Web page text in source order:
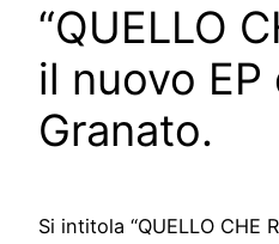
“QUELLO
il nuovo
Granato.
Si intitola “QUELLO CHE